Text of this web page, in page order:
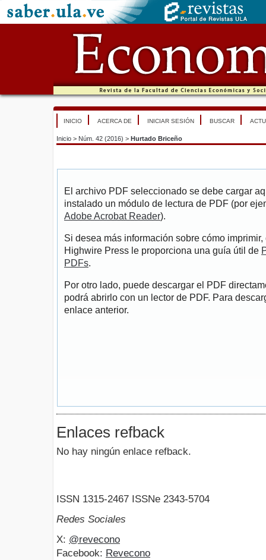
INICIO ACERCA DE INICIAR SESIÓN BUSCAR
Inicio > Núm. 42 (2016) > Hurtado Briceño
El archivo PDF seleccionado se debe cargar
instalado un módulo de lectura de PDF (por
Adobe Acrobat Reader).
Si desea más información sobre cómo
Highwire Press le proporciona una guía útil de
PDFs.
Por otro lado, puede descargar el PDF
podrá abrirlo con un lector de PDF. Para
enlace anterior.
Enlaces refback
No hay ningún enlace refback.
ISSN 1315-2467 ISSNe 2343-5704
Redes Sociales
X: @revecono
Facebook: Revecono